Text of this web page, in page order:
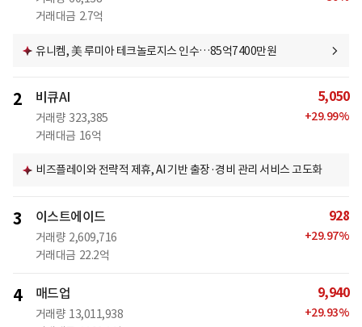
거래대금 2.7억
유니켐, 美 루미아 테크놀로지스 인수…85억7400만원
2 비큐AI
거래량 323,385
거래대금 16억
5,050
+29.99%
비즈플레이와 전략적 제휴, AI 기반 출장·경비 관리 서비스 고도화
3 이스트에이드
거래량 2,609,716
거래대금 22.2억
928
+29.97%
4 매드업
거래량 13,011,938
9,940
+29.93%